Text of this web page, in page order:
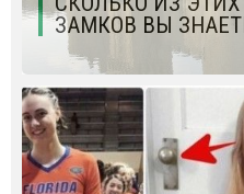
ЗАМКОВ ВЫ